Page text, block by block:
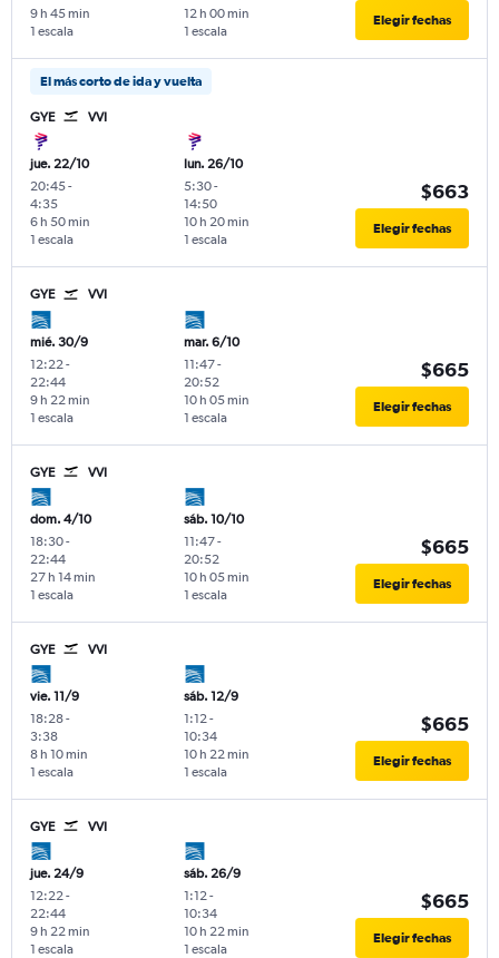
1 escala
9 h 45 min
1 escala
12 h 00 min Elegir fechas
El más corto de ida y vuelta
GYE VVI
jue. 22/10
20:45-
4:35
1 escala
6 h 50 min
lun. 26/10
5:30-
14:50
1 escala
10 h 20 min
$663
Elegir fechas
GYE VVI
mié. 30/9
12:22 -
22:44
1 escala
9 h 22 min
mar. 6/10
11:47-
20:52
1 escala
10 h 05 min
$665
Elegir fechas
GYE VVI
dom. 4/10
18:30-
22:44
1 escala
27 h 14 min
sáb. 10/10
11:47-
20:52
1 escala
10 h 05 min
$665
Elegir fechas
GYE VVI
vie. 11/9
18:28-
3:38
1 escala
8 h 10 min
sáb. 12/9
1:12 -
10:34
1 escala
10 h 22 min
$665
Elegir fechas
GYE VVI
jue. 24/9
12:22-
22:44
1 escala
9 h 22 min
sáb. 26/9
1:12-
10:34
1 escala
10 h 22 min
$665
Elegir fechas